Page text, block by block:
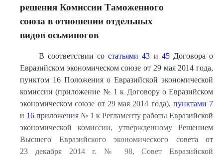
решения Комиссии Таможенного
союза в отношении отдельных
видов осьминогов
В соответствии состатьями 43 и 45Договора о
Евразийском экономическом союзе от 29 мая 2014 года,
пунктом 16 Положения о Евразийской экономической
комиссии (приложение № 1 к Договору о Евразийском
экономическом союзе от 29 мая 2014 года), пунктами 7
и 16 приложения № 1 к Регламенту работы Евразийской
экономической комиссии, утвержденному Решением
Высшего Евразийского экономического совета от
23 декабря 2014 г. № 98, Совет Евразийской